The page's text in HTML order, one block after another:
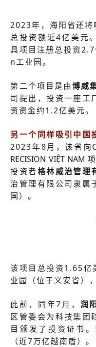
2023年，海阳省还将
总投资额近4亿美元
具项目注册总投资
n工业园。
第二个项目是由博威
司提出，投资一座工
资资金约1.2亿美元。
另一个同样吸引中国
2023年8月，该省向
RECISION VIỆT NAM
投资者格林威治管理
治管理有限公司隶属
国）。
该项目总投资1.65
业园（位于义安省）
此前，同年7月， 润
区管委会为科技集团
目颁发了投资证书
（近7万亿越南盾）。